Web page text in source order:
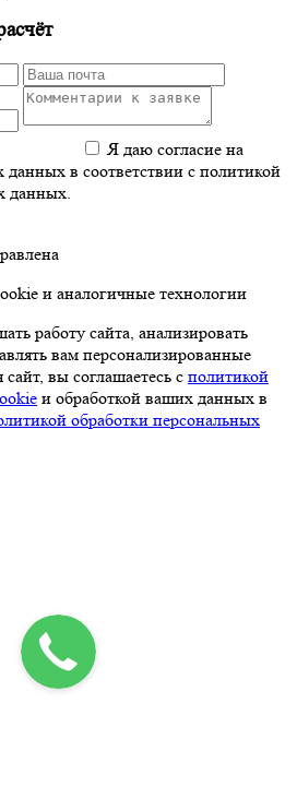
Я даю согласие на
данных в соответствии с политикой
данных.
и аналогичные технологии
работу сайта, анализировать
вам персонализированные
вы соглашаетесь с политикой
и обработкой ваших данных в
обработки персональных